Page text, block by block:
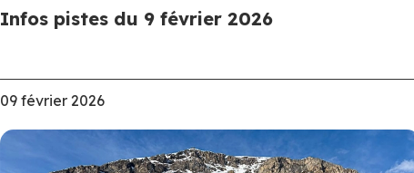
Infos pistes du 9 février 2026
09 février 2026